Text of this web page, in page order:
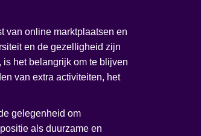
van online marktplaatsen en
en de gezelligheid zijn
het belangrijk om te blijven
van extra activiteiten, het
gelegenheid om
als duurzame en